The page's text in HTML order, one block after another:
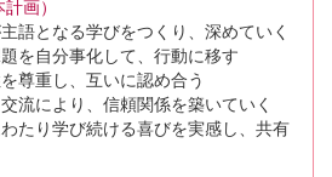
画）
語となる学びをつくり、深めていく
を自分事化して、行動に移す
尊重し、互いに認め合う
流により、信頼関係を築いていく
たり学び続ける喜びを実感し、共有